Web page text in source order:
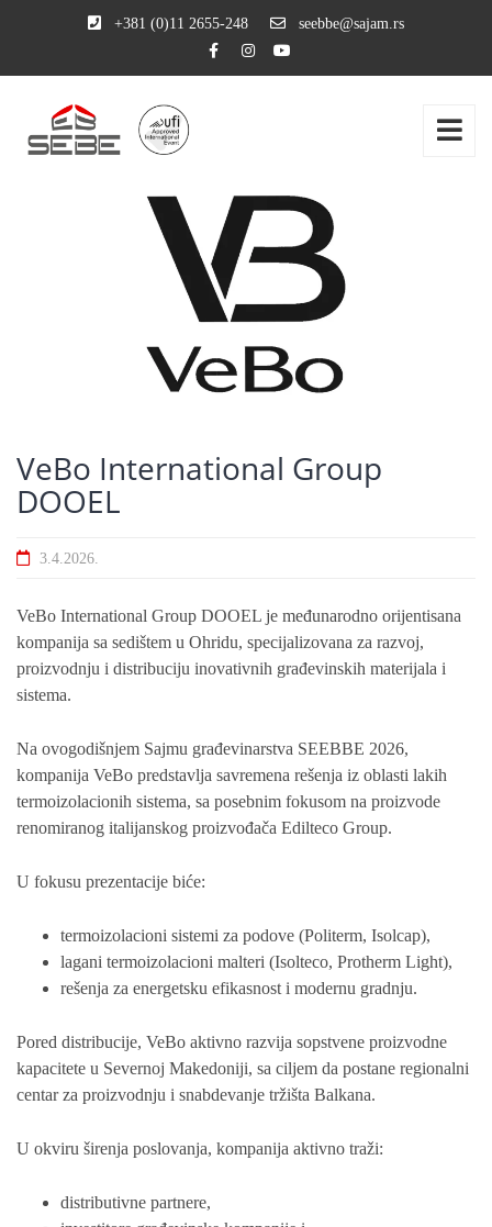
+381 (0)11 2655-248 seebbe@sajam.rs
VeBo International Group
DOOEL
3.4.2026.
VeBo International Group DOOEL je međunarodno orijentisana
kompanija sa sedištem u Ohridu, specijalizovana za razvoj,
proizvodnju i distribuciju inovativnih građevinskih materijala i
sistema.
Na ovogodišnjem Sajmu građevinarstva SEEBBE 2026,
kompanija VeBo predstavlja savremena rešenja iz oblasti lakih
termoizolacionih sistema, sa posebnim fokusom na proizvode
renomiranog italijanskog proizvođača Edilteco Group.
U fokusu prezentacije biće:
termoizolacioni sistemi za podove (Politerm, Isolcap),
lagani termoizolacioni malteri (Isolteco, Protherm Light),
rešenja za energetsku efikasnost i modernu gradnju.
Pored distribucije, VeBo aktivno razvija sopstvene proizvodne
kapacitete u Severnoj Makedoniji, sa ciljem da postane regionalni
centar za proizvodnju i snabdevanje tržišta Balkana.
U okviru širenja poslovanja, kompanija aktivno traži:
distributivne partnere,